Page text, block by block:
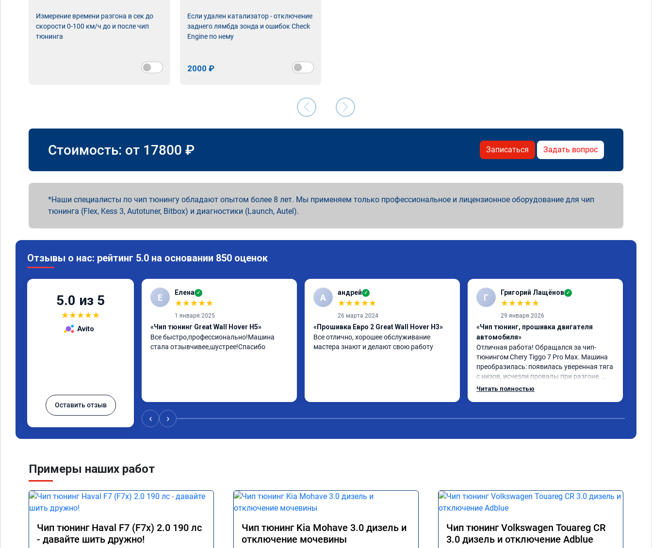
Измерение времени разгона в сек до
скорости 0-100 км/ч до и после чип
тюнинга
Если удален катализатор - отключение
заднего лямбда зонда и ошибок Check
Engine по нему
2000 ₽
Стоимость: от 17800 ₽ Записаться Задать вопрос
Наши специалисты по чип тюнингу обладают опытом более 8 лет. Мы применяем только профессиональное и лицензионное оборудование для чип
тюнинга (Flex, Kess 3, Autotuner, Bitbox) и диагностики (Launch, Autel).
Отзывы о нас: рейтинг 5.0 на основании 850 оценок
5.0 из 5
★★★★★
Avito
Оставить отзыв
Е Елена ✓
★★★★★
1 января 2025
«Чип тюнинг Great Wall Hover H5»
Все быстро,профессионально!Машина
стала отзывчивее,шустрее!Спасибо
А андрей ✓
★★★★★
26 марта 2024
«Прошивка Евро 2 Great Wall Hover H3»
Все отлично, хорошее обслуживание
мастера знают и делают свою работу
Г Григорий Лащёнов ✓
★★★★★
29 января 2026
«Чип тюнинг, прошивка двигателя
автомобиля»
Отличная работа! Обращался за чип-
тюнингом Chery Tiggo 7 Pro Max. Машина
преобразилась: появилась уверенная тяга
с низов, исчезли провалы при разгоне.
Расход в спокойном режиме даже немного
Читать полностью
‹ ›
Примеры наших работ
Чип тюнинг Haval F7 (F7x) 2.0 190 лс
- давайте шить дружно!
Чип тюнинг Kia Mohave 3.0 дизель и
отключение мочевины
Чип тюнинг Volkswagen Touareg CR
3.0 дизель и отключение Adblue